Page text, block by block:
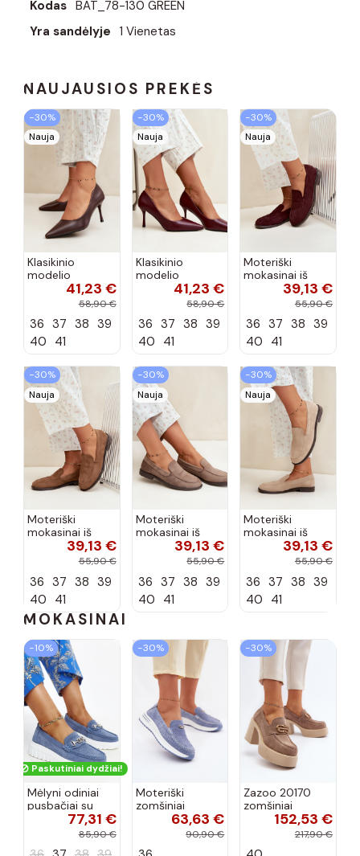
Kodas BAT_78-130 GREEN
Yra sandėlyje 1 Vienetas
NAUJAUSIOS PREKĖS
−30%
Nauja
Klasikinio
modelio
aukštakulniai
šokolado
spalvos Nesha
41,23 €
58,90 €
36 37 38 39
40 41
−30%
Nauja
Klasikinio
modelio
aukštakulniai
bordo spalvos
Nesha
41,23 €
58,90 €
36 37 38 39
40 41
−30%
Nauja
Moteriški
mokasinai iš
dirbtinės
zomšos, bordo
39,13 €
55,90 €
36 37 38 39
40 41
−30%
Nauja
Moteriški
mokasinai iš
dirbtinės
zomšos, rudos
39,13 €
55,90 €
36 37 38 39
40 41
−30%
Nauja
Moteriški
mokasinai iš
dirbtinės
zomšos, molio
39,13 €
55,90 €
36 37 38 39
40 41
−30%
Nauja
Moteriški
mokasinai iš
dirbtinės
zomšos, smėlio
39,13 €
55,90 €
36 37 38 39
40 41
MOKASINAI
−10%
Paskutiniai dydžiai!
Mėlyni odiniai
pusbačiai su
dekoratyvine
sagtimi Taija
77,31 €
85,90 €
−30%
Moteriški
zomšiniai
mokasinai
Demela mėlynos
63,63 €
90,90 €
−30%
Zazoo 20170
zomšiniai
bateliai su
kulniukais smėlio
152,53 €
217,90 €